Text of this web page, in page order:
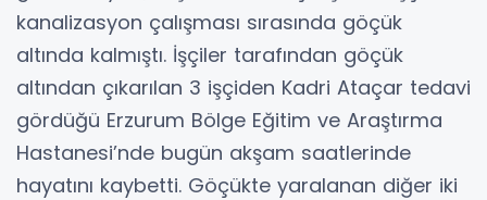
kanalizasyon çalışması sırasında göçük
altında kalmıştı. İşçiler tarafından göçük
altından çıkarılan 3 işçiden Kadri Ataçar tedavi
gördüğü Erzurum Bölge Eğitim ve Araştırma
Hastanesi’nde bugün akşam saatlerinde
hayatını kaybetti. Göçükte yaralanan diğer iki